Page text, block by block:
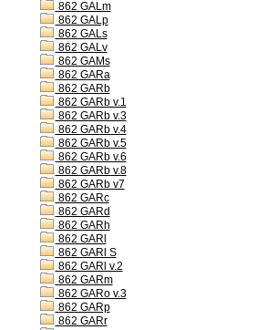
862 GALm
862 GALp
862 GALs
862 GALv
862 GAMs
862 GARa
862 GARb
862 GARb v.1
862 GARb v.3
862 GARb v.4
862 GARb v.5
862 GARb v.6
862 GARb v.8
862 GARb v7
862 GARc
862 GARd
862 GARh
862 GARl
862 GARl S
862 GARl v.2
862 GARm
862 GARo v.3
862 GARp
862 GARr